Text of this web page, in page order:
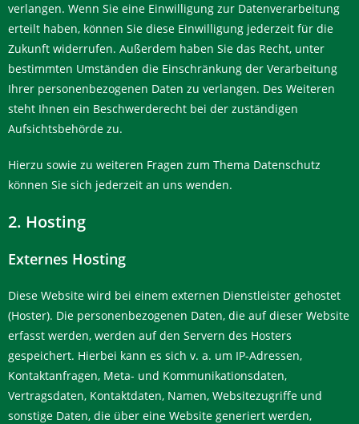
verlangen. Wenn Sie eine Einwilligung zur Datenverarbeitung
erteilt haben, können Sie diese Einwilligung jederzeit für die
Zukunft widerrufen. Außerdem haben Sie das Recht, unter
bestimmten Umständen die Einschränkung der Verarbeitung
Ihrer personenbezogenen Daten zu verlangen. Des Weiteren
steht Ihnen ein Beschwerderecht bei der zuständigen
Aufsichtsbehörde zu.
Hierzu sowie zu weiteren Fragen zum Thema Datenschutz
können Sie sich jederzeit an uns wenden.
2. Hosting
Externes Hosting
Diese Website wird bei einem externen Dienstleister gehostet
(Hoster). Die personenbezogenen Daten, die auf dieser Website
erfasst werden, werden auf den Servern des Hosters
gespeichert. Hierbei kann es sich v. a. um IP-Adressen,
Kontaktanfragen, Meta- und Kommunikationsdaten,
Vertragsdaten, Kontaktdaten, Namen, Websitezugriffe und
sonstige Daten, die über eine Website generiert werden,